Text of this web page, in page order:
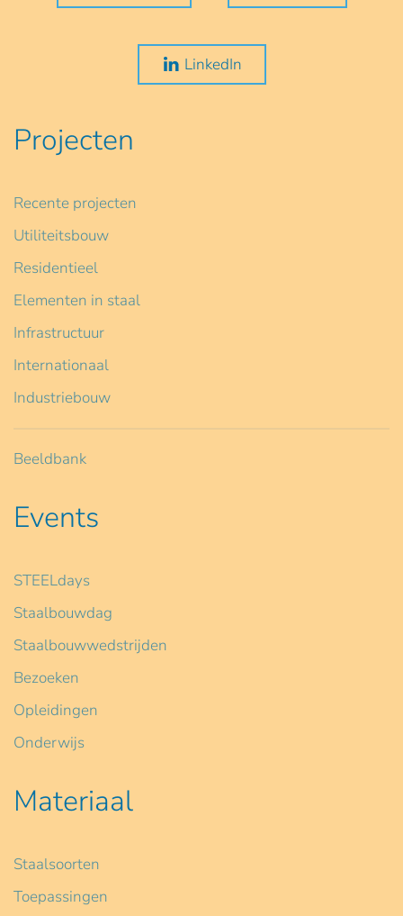
LinkedIn
Projecten
Recente projecten
Utiliteitsbouw
Residentieel
Elementen in staal
Infrastructuur
Internationaal
Industriebouw
Beeldbank
Events
STEELdays
Staalbouwdag
Staalbouwwedstrijden
Bezoeken
Opleidingen
Onderwijs
Materiaal
Staalsoorten
Toepassingen